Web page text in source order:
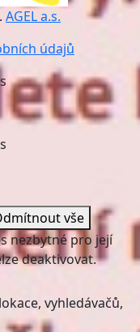
AGEL a.s.
údajů
vše
nezbytné pro její
deaktivovat.
vyhledávačů,